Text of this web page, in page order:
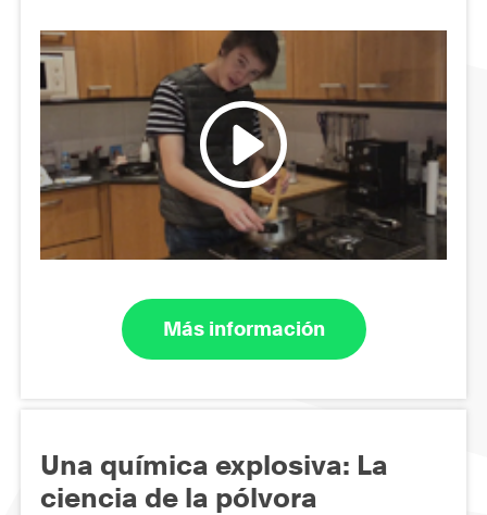
Más información
Una química explosiva: La
ciencia de la pólvora